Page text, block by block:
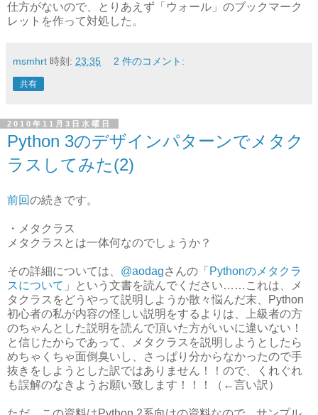
仕方がないので、とりあえず「ウォール」のブックマーク
レットを作って対処した。
msmhrt 時刻: 23:35 2 件のコメント:
共有
2010年11月3日水曜日
Python 3のデザインパターンでメタク
ラスしてみた(2)
前回の続きです。
・メタクラス
メタクラスとは一体何なのでしょうか？
その詳細については、 @aodagさんの「 Pythonのメタクラ
スについて 」という文書を読んでください……これは、メ
タクラスをどうやって説明しようか散々悩んだ末、Python
初心者の私が内容の怪しい説明をするよりは、上級者の方
のちゃんとした説明を読んで頂いた方がいいに違いない！
と信じたからであって、メタクラスを説明しようとしたら
めちゃくちゃ面倒臭いし、さっぱり分からなかったので手
抜きをしようとした訳ではありません！！ので、くれぐれ
も誤解のなきようお願い致します！！！（←言い訳）